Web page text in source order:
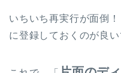
いちいち再実行が面倒
に登録しておくのが良い